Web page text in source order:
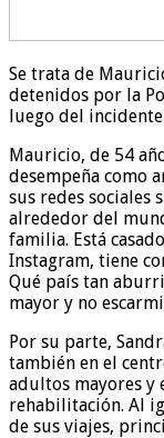
Se trata de
detenidos por la
luego del
Mauricio, de 54
desempeña como
sus redes sociales
alrededor del
familia. Está
Instagram, tiene
Qué país tan
mayor y no
Por su parte,
también en el
adultos mayores y
rehabilitación. Al
de sus viajes,